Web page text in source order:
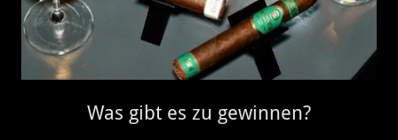
Was gibt es zu gewinnen?